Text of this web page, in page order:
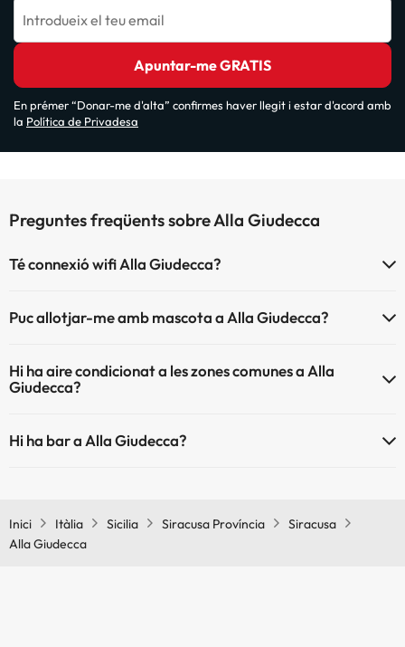
Introdueix el teu email
Apuntar-me GRATIS
En prémer “Donar-me d'alta” confirmes haver llegit i estar d'acord amb
la Política de Privadesa
Preguntes freqüents sobre Alla Giudecca
Té connexió wifi Alla Giudecca?
Puc allotjar-me amb mascota a Alla Giudecca?
directe a l'hotel). Consulta les condicions.
Hi ha aire condicionat a les zones comunes a Alla
Giudecca?
Hi ha bar a Alla Giudecca?
Inici Itàlia Sicilia Siracusa Província
Siracusa
Alla Giudecca